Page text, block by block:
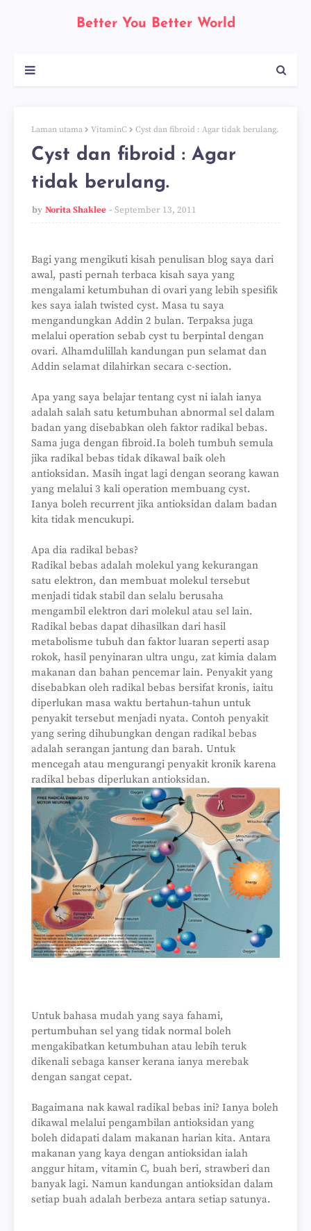
Better You Better World
Laman utama VitaminC Cyst dan fibroid : Agar tidak berulang.
Cyst dan fibroid : Agar
tidak berulang.
by Norita Shaklee September 13, 2011
Bagi yang mengikuti kisah penulisan blog saya dari
awal, pasti pernah terbaca kisah saya yang
mengalami ketumbuhan di ovari yang lebih spesifik
kes saya ialah twisted cyst. Masa tu saya
mengandungkan Addin 2 bulan. Terpaksa juga
melalui operation sebab cyst tu berpintal dengan
ovari. Alhamdulillah kandungan pun selamat dan
Addin selamat dilahirkan secara c-section.
Apa yang saya belajar tentang cyst ni ialah ianya
adalah salah satu ketumbuhan abnormal sel dalam
badan yang disebabkan oleh faktor radikal bebas.
Sama juga dengan fibroid.Ia boleh tumbuh semula
jika radikal bebas tidak dikawal baik oleh
antioksidan. Masih ingat lagi dengan seorang kawan
yang melalui 3 kali operation membuang cyst.
Ianya boleh recurrent jika antioksidan dalam badan
kita tidak mencukupi.
Apa dia radikal bebas?
Radikal bebas adalah molekul yang kekurangan
satu elektron, dan membuat molekul tersebut
menjadi tidak stabil dan selalu berusaha
mengambil elektron dari molekul atau sel lain.
Radikal bebas dapat dihasilkan dari hasil
metabolisme tubuh dan faktor luaran seperti asap
rokok, hasil penyinaran ultra ungu, zat kimia dalam
makanan dan bahan pencemar lain. Penyakit yang
disebabkan oleh radikal bebas bersifat kronis, iaitu
diperlukan masa waktu bertahun-tahun untuk
penyakit tersebut menjadi nyata. Contoh penyakit
yang sering dihubungkan dengan radikal bebas
adalah serangan jantung dan barah. Untuk
mencegah atau mengurangi penyakit kronik karena
radikal bebas diperlukan antioksidan.
Untuk bahasa mudah yang saya fahami,
pertumbuhan sel yang tidak normal boleh
mengakibatkan ketumbuhan atau lebih teruk
dikenali sebaga kanser kerana ianya merebak
dengan sangat cepat.
Bagaimana nak kawal radikal bebas ini? Ianya boleh
dikawal melalui pengambilan antioksidan yang
boleh didapati dalam makanan harian kita. Antara
makanan yang kaya dengan antioksidan ialah
anggur hitam, vitamin C, buah beri, strawberi dan
banyak lagi. Namun kandungan antioksidan dalam
setiap buah adalah berbeza antara setiap satunya.